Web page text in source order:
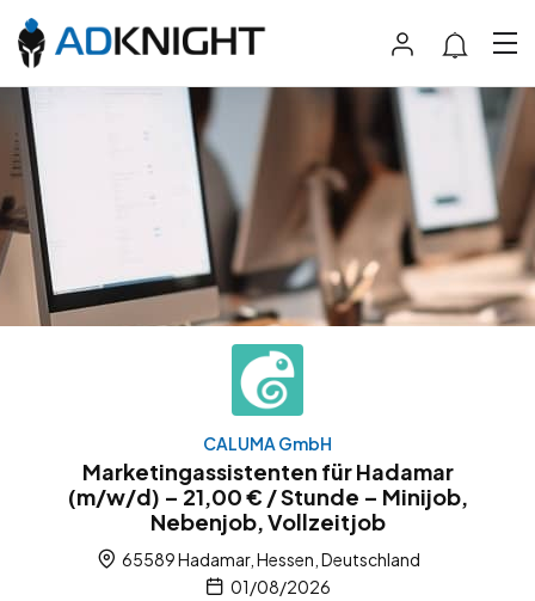
CALUMA GmbH
Marketingassistenten für Hadamar
(m/w/d) – 21,00 € / Stunde – Minijob,
Nebenjob, Vollzeitjob
65589 Hadamar, Hessen, Deutschland
01/08/2026